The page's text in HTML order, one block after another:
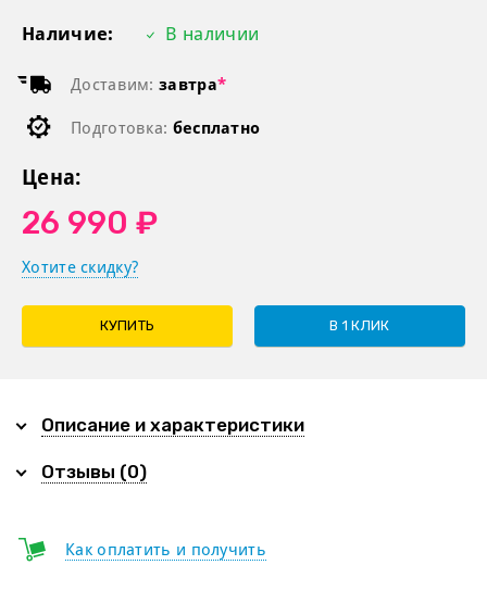
Наличие: В наличии
Доставим: завтра*
Подготовка: бесплатно
Цена:
26 990 ₽
Хотите скидку?
КУПИТЬ В 1 КЛИК
Описание и характеристики
Отзывы (0)
Как оплатить и получить